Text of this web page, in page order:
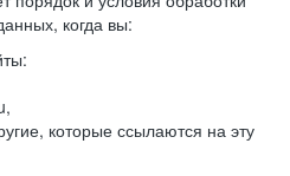
когда вы:
которые ссылаются на эту